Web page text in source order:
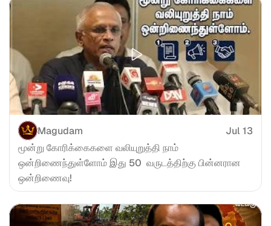
Magudam
Jul 13
மூன்று கோரிக்கைகளை வலியுறுத்தி நாம்
ஒன்றிணைந்துள்ளோம் இது 50  வருடத்திற்கு பின்னரான
ஒன்றிணைவு!